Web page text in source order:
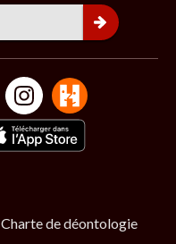
Charte de déontologie